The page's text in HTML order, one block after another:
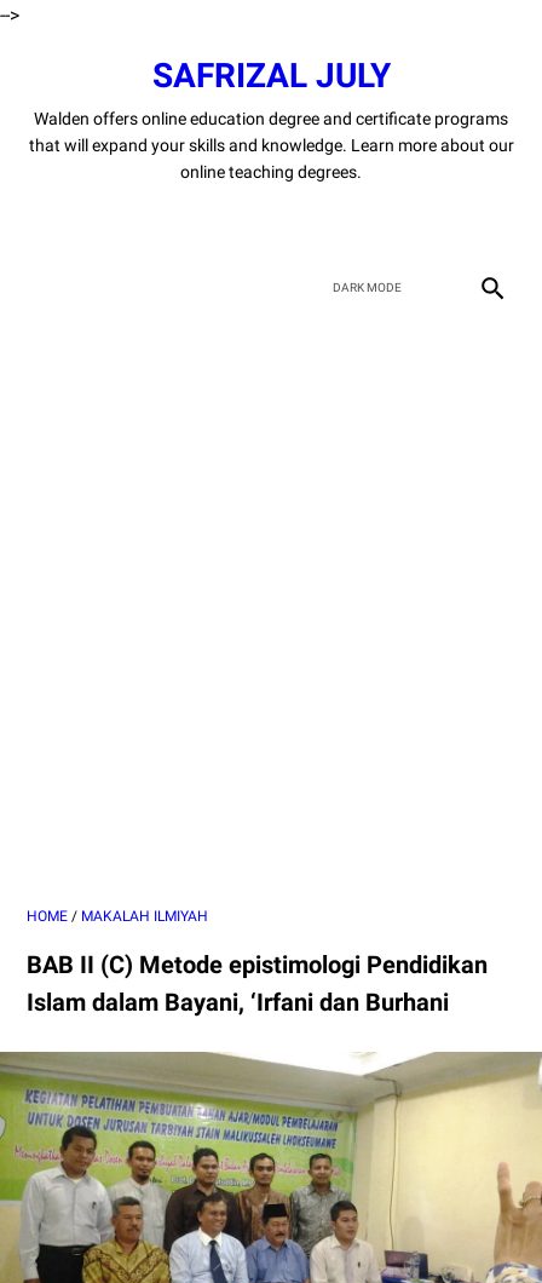
-->
SAFRIZAL JULY
Walden offers online education degree and certificate programs
that will expand your skills and knowledge. Learn more about our
online teaching degrees.
HOME / MAKALAH ILMIYAH
BAB II (C) Metode epistimologi Pendidikan
Islam dalam Bayani, ‘Irfani dan Burhani